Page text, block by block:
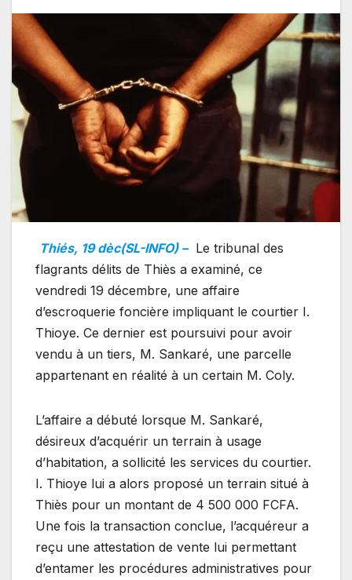
Thiés, 19 dèc(SL-INFO) – Le tribunal des
flagrants délits de Thiès a examiné, ce
vendredi 19 décembre, une affaire
d’escroquerie foncière impliquant le courtier I.
Thioye. Ce dernier est poursuivi pour avoir
vendu à un tiers, M. Sankaré, une parcelle
appartenant en réalité à un certain M. Coly.
L’affaire a débuté lorsque M. Sankaré,
désireux d’acquérir un terrain à usage
d’habitation, a sollicité les services du courtier.
I. Thioye lui a alors proposé un terrain situé à
Thiès pour un montant de 4 500 000 FCFA.
Une fois la transaction conclue, l’acquéreur a
reçu une attestation de vente lui permettant
d’entamer les procédures administratives pour